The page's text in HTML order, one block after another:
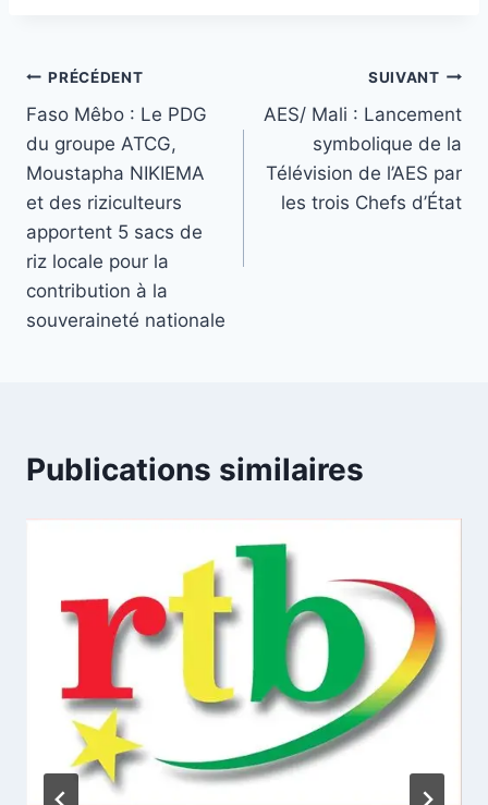
Navigation
de
l’article
PRÉCÉDENT
Faso Mêbo : Le PDG
du groupe ATCG,
Moustapha NIKIEMA
et des riziculteurs
apportent 5 sacs de
riz locale pour la
contribution à la
souveraineté nationale
SUIVANT
AES/ Mali : Lancement
symbolique de la
Télévision de l’AES par
les trois Chefs d’État
Publications similaires